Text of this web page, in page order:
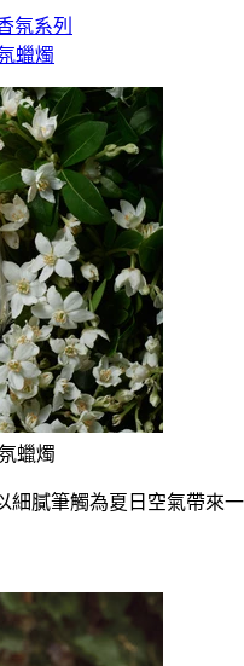
氛系列
蠟燭
蠟燭
細膩筆觸為夏日空氣帶來一